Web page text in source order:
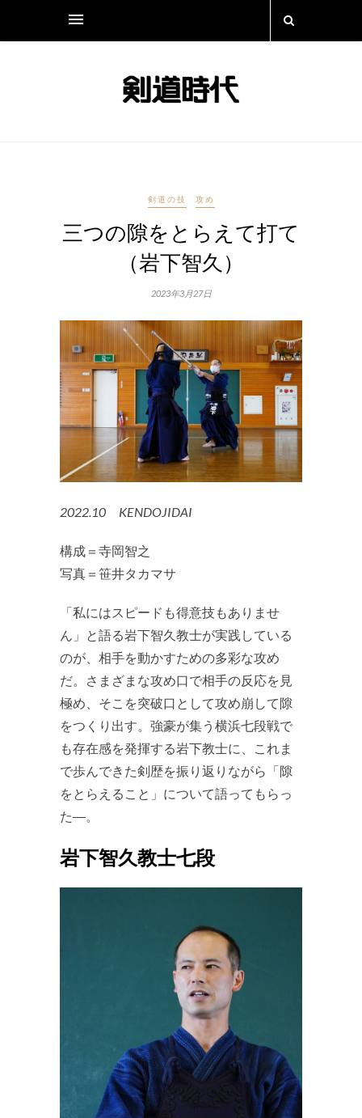
剣道の技 攻め
三つの隙をとらえて打て
（岩下智久）
2023年3月27日
2022.10 KENDOJIDAI
構成＝寺岡智之
写真＝笹井タカマサ
「私にはスピードも得意技もありませ
ん」と語る岩下智久教士が実践している
のが、相手を動かすための多彩な攻め
だ。さまざまな攻め口で相手の反応を見
極め、そこを突破口として攻め崩して隙
をつくり出す。強豪が集う横浜七段戦で
も存在感を発揮する岩下教士に、これま
で歩んできた剣歴を振り返りながら「隙
をとらえること」について語ってもらっ
た―。
岩下智久教士七段